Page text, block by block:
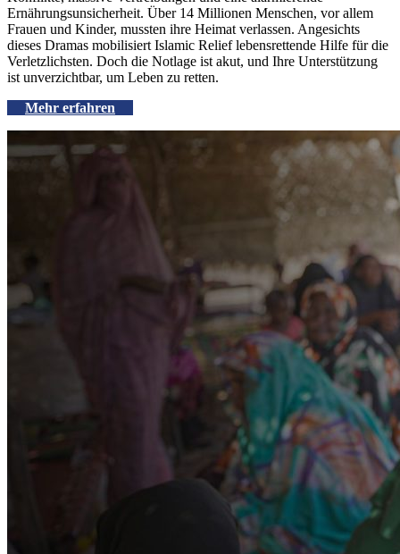
Ernährungsunsicherheit. Über 14 Millionen Menschen, vor allem
Frauen und Kinder, mussten ihre Heimat verlassen. Angesichts
dieses Dramas mobilisiert Islamic Relief lebensrettende Hilfe für die
Verletzlichsten. Doch die Notlage ist akut, und Ihre Unterstützung
ist unverzichtbar, um Leben zu retten.
Mehr erfahren